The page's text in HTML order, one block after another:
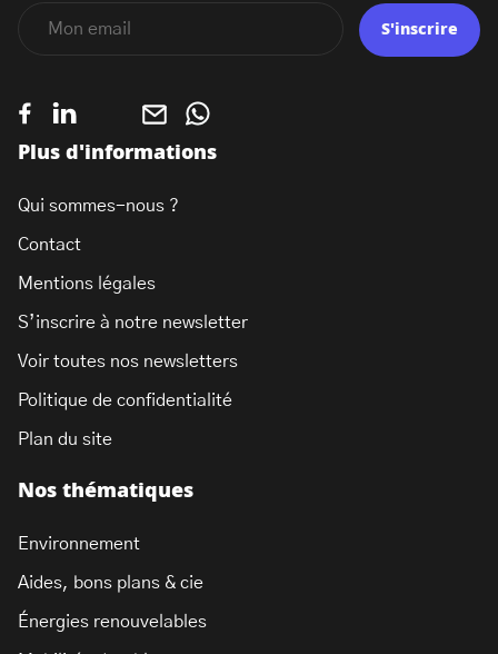
Nos thématiques
Environnement
Aides, bons plans & cie
Énergies renouvelables
Plus d'informations
Qui sommes-nous ?
Contact
Mentions légales
S’inscrire à notre newsletter
Voir toutes nos newsletters
Politique de confidentialité
Plan du site
S'inscrire